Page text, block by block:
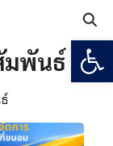
มพันธ์